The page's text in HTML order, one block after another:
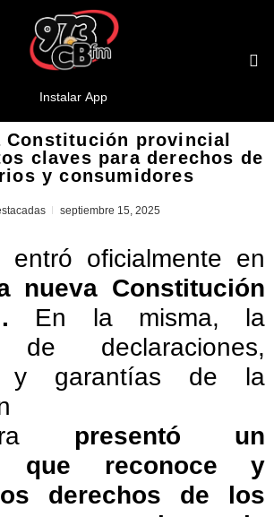
Constitución provincial
claves para derechos de
y consumidores
septiembre 15, 2025
entró oficialmente en
nueva Constitución
En la misma, la
de declaraciones,
y garantías de la
presentó un
que reconoce y
derechos de los